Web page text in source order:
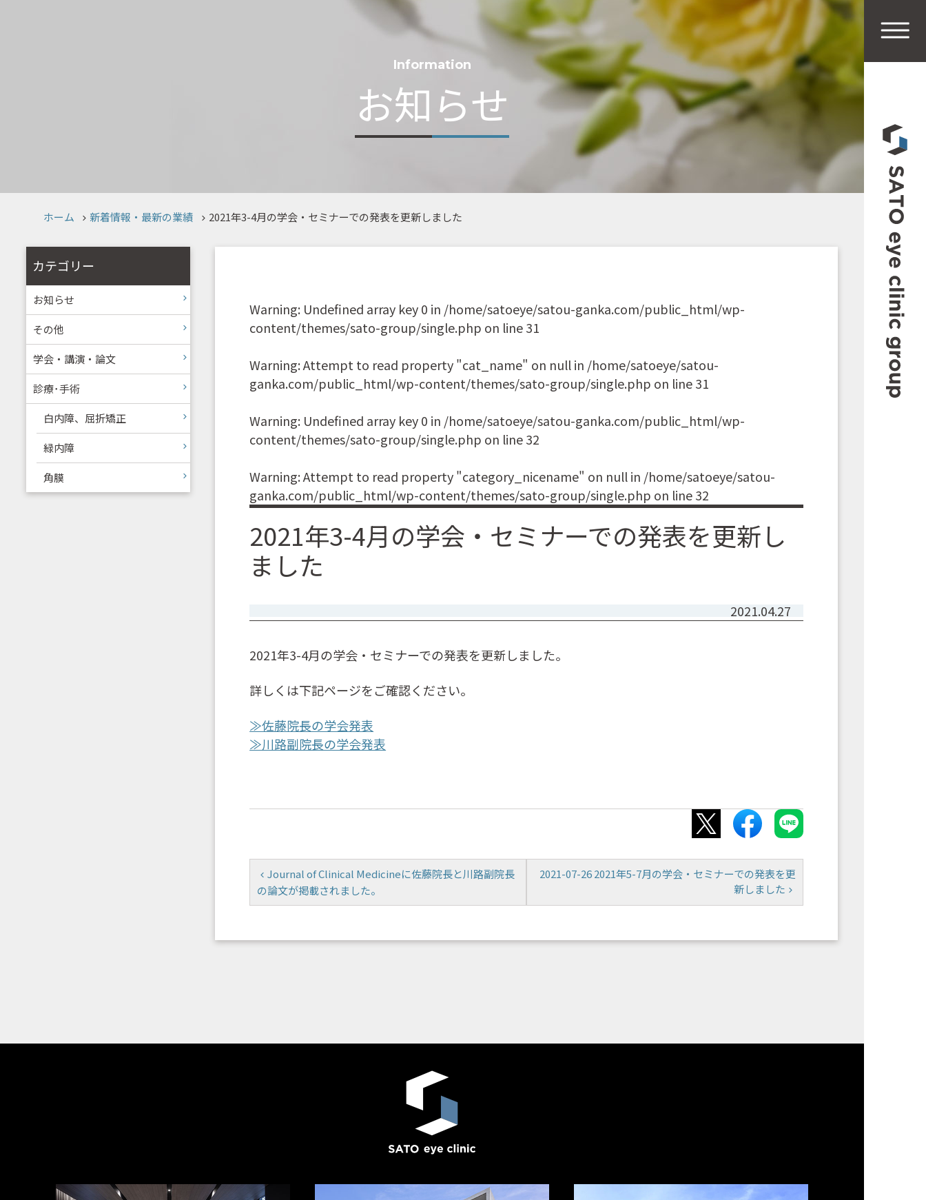
Information
お知らせ
ホーム 新着情報・最新の業績 2021年3-4月の学会・セミナーでの発表を更新しました
Warning: Undefined array key 0 in /home/satoeye/satou-ganka.com/public_html/wp-
content/themes/sato-group/single.php on line31
Warning: Attempt to read property "cat_name" on null in /home/satoeye/satou-
ganka.com/public_html/wp-content/themes/sato-group/single.php on line31
Warning: Undefined array key 0 in /home/satoeye/satou-ganka.com/public_html/wp-
content/themes/sato-group/single.php on line32
Warning: Attempt to read property "category_nicename" on null in /home/satoeye/satou-
ganka.com/public_html/wp-content/themes/sato-group/single.php on line32
2021年3-4月の学会・セミナーでの発表を更新し
ました
2021.04.27
2021年3-4月の学会・セミナーでの発表を更新しました。
詳しくは下記ページをご確認ください。
≫佐藤院長の学会発表
≫川路副院長の学会発表
Journal of Clinical Medicineに佐藤院長と川路副院長
の論文が掲載されました。
2021-07-26 2021年5-7月の学会・セミナーでの発表を更
新しました
カテゴリー
お知らせ
その他
学会・講演・論文
診療･手術
白内障、屈折矯正
緑内障
角膜